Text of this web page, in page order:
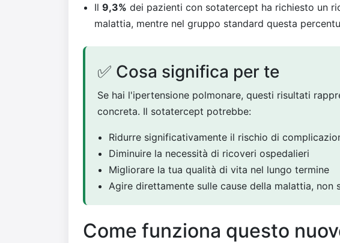
Il9,3% dei pazienti con sotatercept ha richiesto un
malattia, mentre nel gruppo standard questa
✅ Cosa significa per te
Se hai l'ipertensione polmonare, questi risultati
concreta. Il sotatercept potrebbe:
Ridurre significativamente il rischio di
Diminuire la necessità di ricoveri ospedalieri
Migliorare la tua qualità di vita nel lungo termine
Agire direttamente sulle cause della malattia, non
Come funziona questo